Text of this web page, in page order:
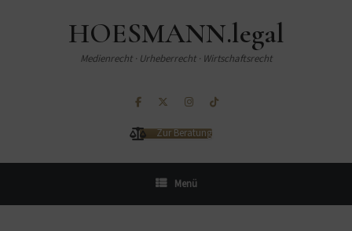
HOESMANN.legal
Medienrecht · Urheberrecht · Wirtschaftsrecht
Zur Beratung
Menü